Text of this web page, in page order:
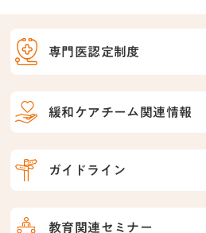
専門医認定制度
緩和ケアチーム関連情報
ガイドライン
教育関連セミナー